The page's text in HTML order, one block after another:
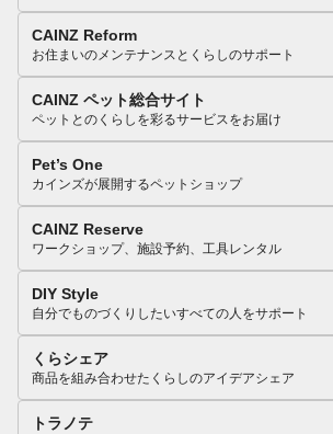
CAINZ Reform
お住まいのメンテナンスとくらしのサポート
CAINZ ペット総合サイト
ペットとのくらしを彩るサービスをお届け
Pet’s One
カインズが展開するペットショップ
CAINZ Reserve
ワークショップ、施設予約、工具レンタル
DIY Style
自分でものづくりしたいすべての人をサポート
くらシェア
商品を組み合わせたくらしのアイデアシェア
トラノテ